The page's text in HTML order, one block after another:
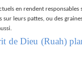
en rendent responsables
sur leurs pattes, ou des
de Dieu (Ruah)